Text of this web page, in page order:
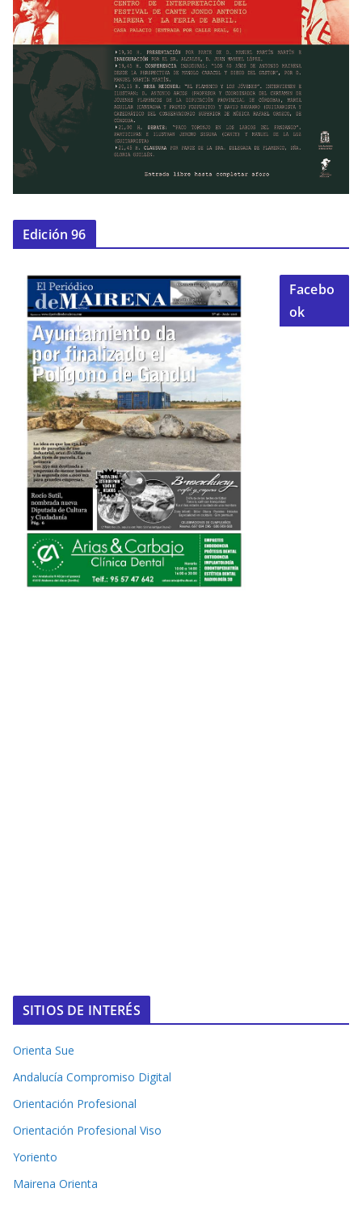
Edición 96
Facebo
ok
SITIOS DE INTERÉS
Orienta Sue
Andalucía Compromiso Digital
Orientación Profesional
Orientación Profesional Viso
Yoriento
Mairena Orienta